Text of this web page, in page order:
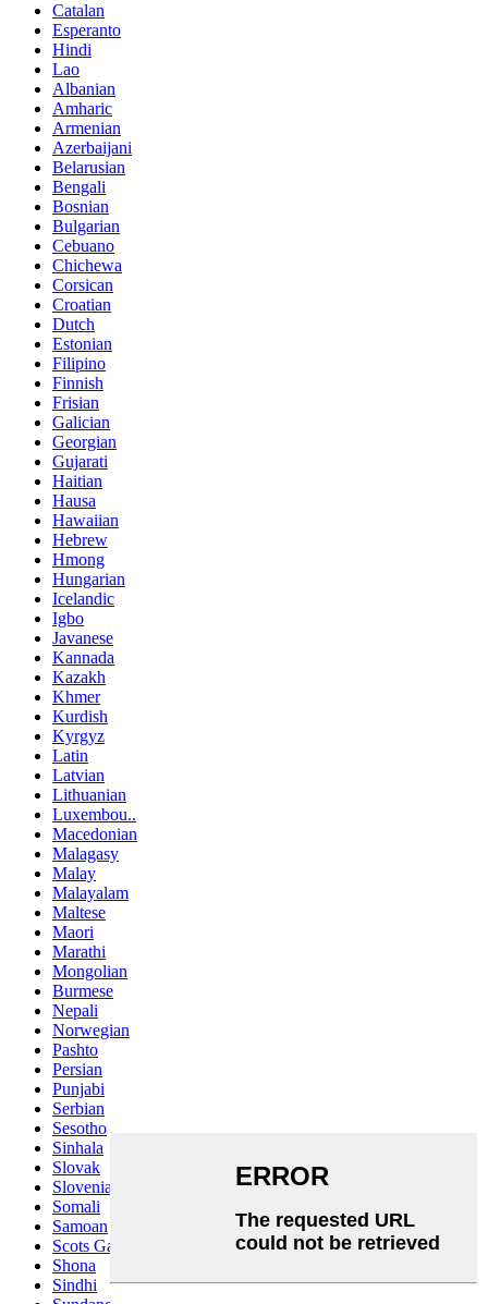
Catalan
Esperanto
Hindi
Lao
Albanian
Amharic
Armenian
Azerbaijani
Belarusian
Bengali
Bosnian
Bulgarian
Cebuano
Chichewa
Corsican
Croatian
Dutch
Estonian
Filipino
Finnish
Frisian
Galician
Georgian
Gujarati
Haitian
Hausa
Hawaiian
Hebrew
Hmong
Hungarian
Icelandic
Igbo
Javanese
Kannada
Kazakh
Khmer
Kurdish
Kyrgyz
Latin
Latvian
Lithuanian
Luxembou..
Macedonian
Malagasy
Malay
Malayalam
Maltese
Maori
Marathi
Mongolian
Burmese
Nepali
Norwegian
Pashto
Persian
Punjabi
Serbian
Sesotho
Sinhala
Slovak
Slovenian
Somali
Samoan
Scots Gaelic
Shona
Sindhi